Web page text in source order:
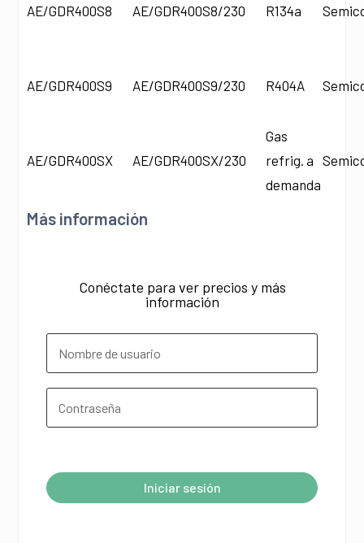
AE/GDR400S8 AE/GDR400S8/230 R134a
AE/GDR400S9 AE/GDR400S9/230 R404A
AE/GDR400SX AE/GDR400SX/230
Gas
refrig. a
demanda
Más información
Conéctate para ver precios y más
información
Iniciar sesión